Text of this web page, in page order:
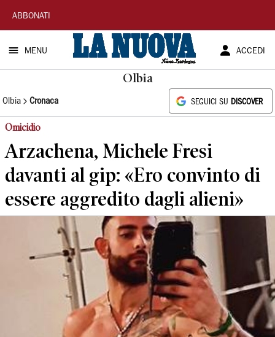
La
Nuova
Sardegna
ABBONATI
MENU ACCEDI
Olbia
Olbia Cronaca SEGUICI SU DISCOVER
Omicidio
Arzachena, Michele Fresi
davanti al gip: «Ero convinto di
essere aggredito dagli alieni»